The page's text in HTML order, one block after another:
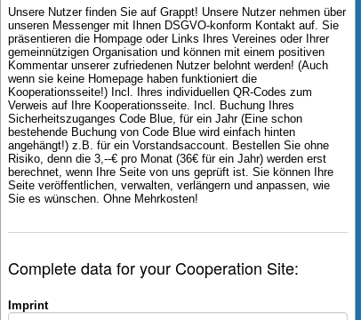
Unsere Nutzer finden Sie auf Grappt! Unsere Nutzer nehmen über
unseren Messenger mit Ihnen DSGVO-konform Kontakt auf. Sie
präsentieren die Hompage oder Links Ihres Vereines oder Ihrer
gemeinnützigen Organisation und können mit einem positiven
Kommentar unserer zufriedenen Nutzer belohnt werden! (Auch
wenn sie keine Homepage haben funktioniert die
Kooperationsseite!) Incl. Ihres individuellen QR-Codes zum
Verweis auf Ihre Kooperationsseite. Incl. Buchung Ihres
Sicherheitszuganges Code Blue, für ein Jahr (Eine schon
bestehende Buchung von Code Blue wird einfach hinten
angehängt!) z.B. für ein Vorstandsaccount. Bestellen Sie ohne
Risiko, denn die 3,--€ pro Monat (36€ für ein Jahr) werden erst
berechnet, wenn Ihre Seite von uns geprüft ist. Sie können Ihre
Seite veröffentlichen, verwalten, verlängern und anpassen, wie
Sie es wünschen. Ohne Mehrkosten!
Complete data for your Cooperation Site:
Imprint